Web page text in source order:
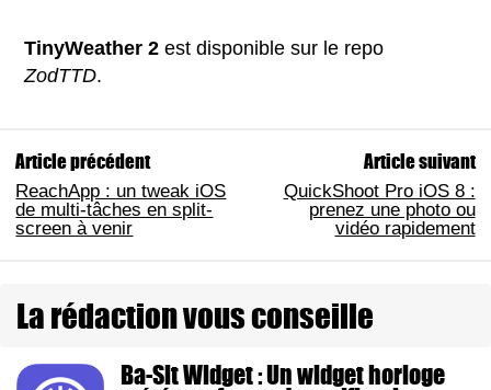
TinyWeather 2 est disponible sur le repo
ZodTTD.
Article précédent
ReachApp : un tweak iOS
de multi-tâches en split-
screen à venir
Article suivant
QuickShoot Pro iOS 8 :
prenez une photo ou
vidéo rapidement
La rédaction vous conseille
Ba-Sit Widget : Un widget horloge